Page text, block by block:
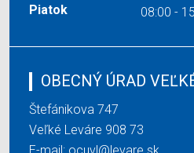
Piatok
08:00 -
OBECNÝ ÚRAD
Štefánikova 747
Veľké Leváre 908 73